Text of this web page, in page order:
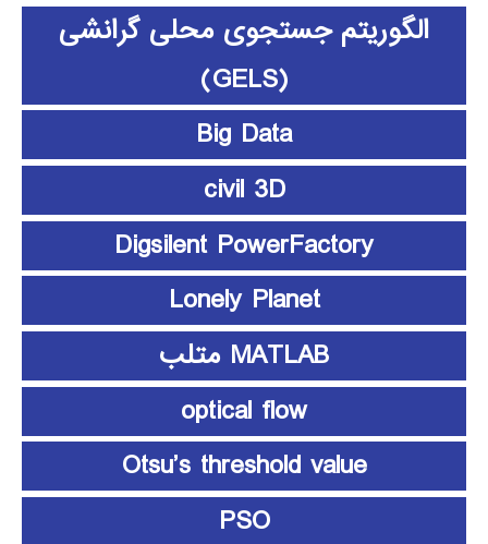
الگوریتم جستجوی محلی گرانشی
(GELS)
Big Data
civil 3D
Digsilent PowerFactory
Lonely Planet
MATLAB متلب
optical flow
Otsu’s threshold value
PSO